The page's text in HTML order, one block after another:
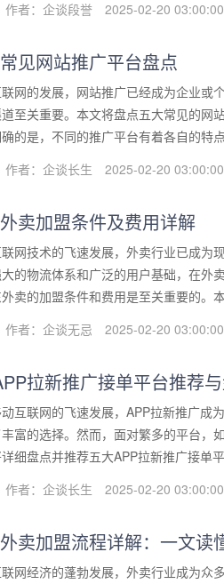
作者：企谈段誉
2025-02-20 03:00:00
见网站推广平台盘点
网的发展，网站推广已经成为企业或
至关重要。本文将盘点五大常见的网
的是，不同的推广平台有着各自的特
作者：企谈长生
2025-02-20 03:00:00
卖加盟条件及费用详解
网技术的飞速发展，外卖行业已成为
的物流体系和广泛的用户基础，在外
卖的加盟条件和费用是至关重要的。
作者：企谈无忌
2025-02-20 03:00:00
拉新推广接单平台推荐
互联网的飞速发展，APP拉新推广成
富的选择。然而，面对繁多的平台，
细盘点并推荐五大APP拉新推广接单
作者：企谈长生
2025-02-20 03:00:00
卖加盟流程详解：一文读
网经济的蓬勃发展，外卖行业成为众